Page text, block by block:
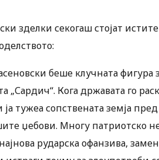
зделки секогаш стојат
беше клучната фигура
Кога државата го
тужеа сопствената земја
џебови. Многу патриотско
рударска офанзива,